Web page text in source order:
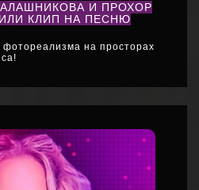
И ПРОХОР
КЛИП НА ПЕСНЮ
на просторах